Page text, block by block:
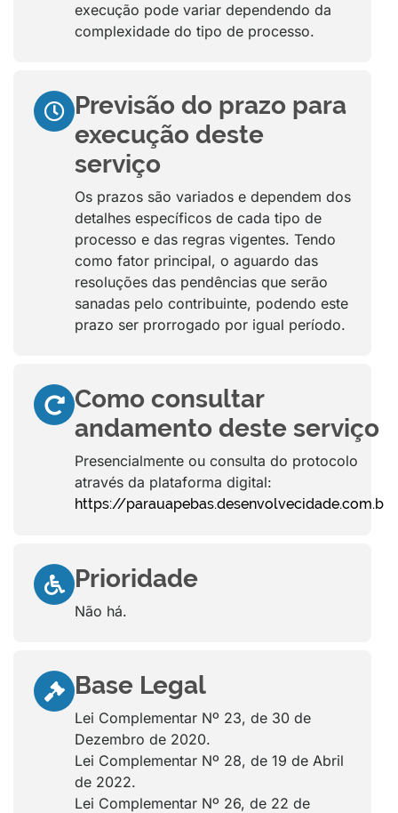
execução pode variar dependendo da
complexidade do tipo de processo.
Previsão do prazo para
execução deste
serviço
Os prazos são variados e dependem dos
detalhes específicos de cada tipo de
processo e das regras vigentes. Tendo
como fator principal, o aguardo das
resoluções das pendências que serão
sanadas pelo contribuinte, podendo este
prazo ser prorrogado por igual período.
Como consultar
andamento deste serviço
Presencialmente ou consulta do protocolo
através da plataforma digital:
https://parauapebas.desenvolvecidade.com.br
Prioridade
Não há.
Base Legal
Lei Complementar Nº 23, de 30 de
Dezembro de 2020.
Lei Complementar Nº 28, de 19 de Abril
de 2022.
Lei Complementar Nº 26, de 22 de